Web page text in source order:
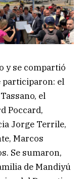
y se compartió
participaron: el
el
Poccard,
Jorge Terrile,
Marcos
Se sumaron,
de Mandiyú